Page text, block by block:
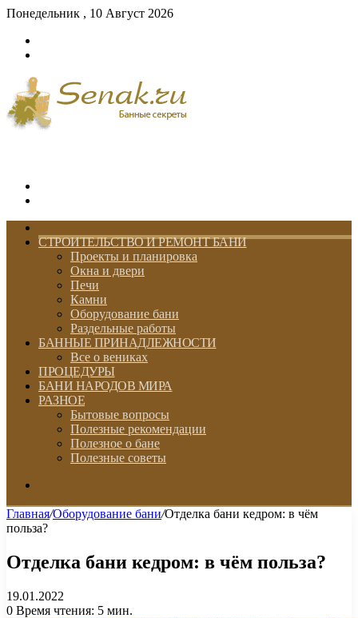
Понедельник , 10 Август 2026
СТРОИТЕЛЬСТВО И РЕМОНТ БАНИ
Проекты и планировка
Окна и двери
Печи
Камни
Оборудование бани
Раздельные работы
БАННЫЕ ПРИНАДЛЕЖНОСТИ
Все о вениках
ПРОЦЕДУРЫ
БАНИ НАРОДОВ МИРА
РАЗНОЕ
Бытовые вопросы
Полезные рекомендации
Полезное о бане
Полезные советы
Главная/Оборудование бани/Отделка бани кедром: в чём
польза?
Отделка бани кедром: в чём польза?
19.01.2022
0 Время чтения: 5 мин.